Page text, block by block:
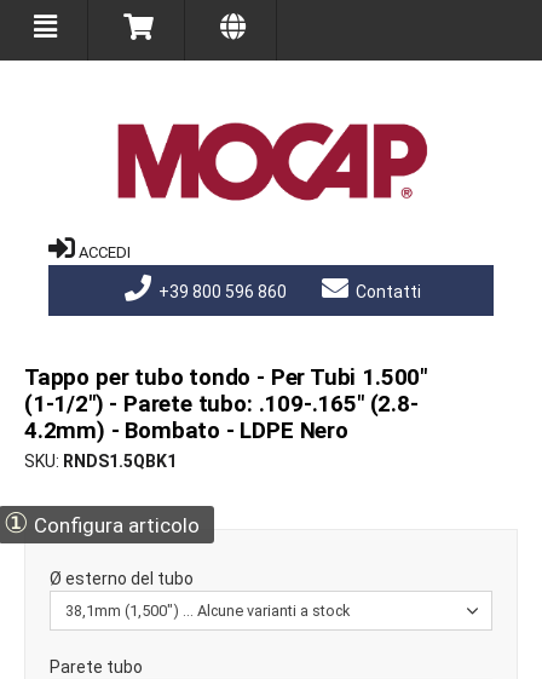
ACCEDI
+39 800 596 860 Contatti
Tappo per tubo tondo - Per Tubi 1.500"
(1-1/2") - Parete tubo: .109-.165" (2.8-
4.2mm) - Bombato - LDPE Nero
SKU RNDS1.5QBK1
① Configura articolo
Ø esterno del tubo
Parete tubo